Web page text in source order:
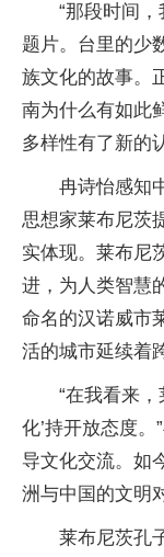
“那段时间
题片。台里的少
族文化的故事。
南为什么有如此
多样性有了新的
冉诗怡感知
思想家莱布尼茨
实体现。莱布尼
进，为人类智慧
命名的汉诺威市
活的城市延续着
“在我看来
化’持开放态度
导文化交流。如
洲与中国的文明
莱布尼茨孔